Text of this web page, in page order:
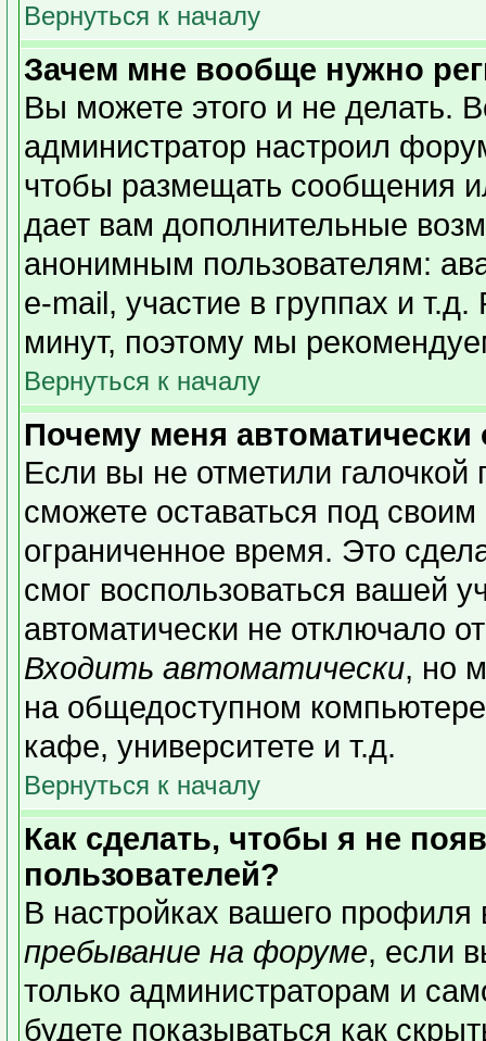
Вернуться к началу
Зачем мне вообще нужно
Вы можете этого и не делать.
администратор настроил
чтобы размещать сообщения
дает вам дополнительные
анонимным пользователям:
e-mail, участие в группах и
минут, поэтому мы
Вернуться к началу
Почему меня автоматически
Если вы не отметили галочкой
сможете оставаться под
ограниченное время. Это
смог воспользоваться вашей
автоматически не отключало
Входить автоматически, но
на общедоступном
кафе, университете и т.д.
Вернуться к началу
Как сделать, чтобы я не
пользователей?
В настройках вашего
пребывание на форуме, если
только администраторам и
будете показываться как